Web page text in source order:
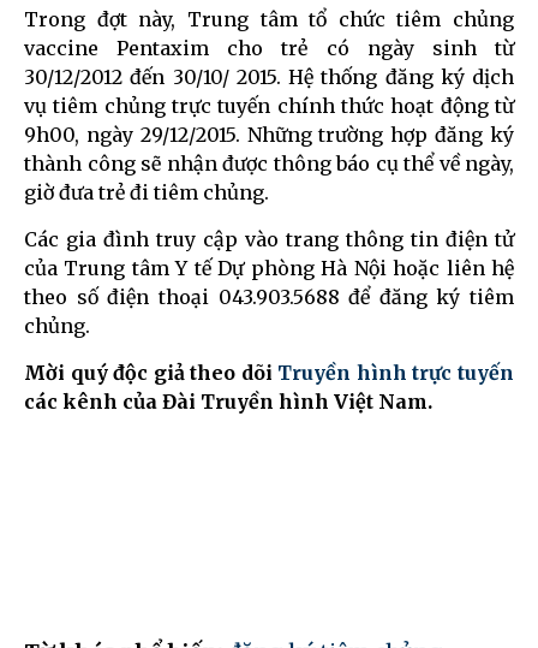
Trong đợt này, Trung tâm tổ chức tiêm chủng
vaccine Pentaxim cho trẻ có ngày sinh từ
30/12/2012 đến 30/10/ 2015. Hệ thống đăng ký dịch
vụ tiêm chủng trực tuyến chính thức hoạt động từ
9h00, ngày 29/12/2015. Những trường hợp đăng ký
thành công sẽ nhận được thông báo cụ thể về ngày,
giờ đưa trẻ đi tiêm chủng.
Các gia đình truy cập vào trang thông tin điện tử
của Trung tâm Y tế Dự phòng Hà Nội hoặc liên hệ
theo số điện thoại 043.903.5688 để đăng ký tiêm
chủng.
Mời quý độc giả theo dõi Truyền hình trực tuyến
các kênh của Đài Truyền hình Việt Nam.